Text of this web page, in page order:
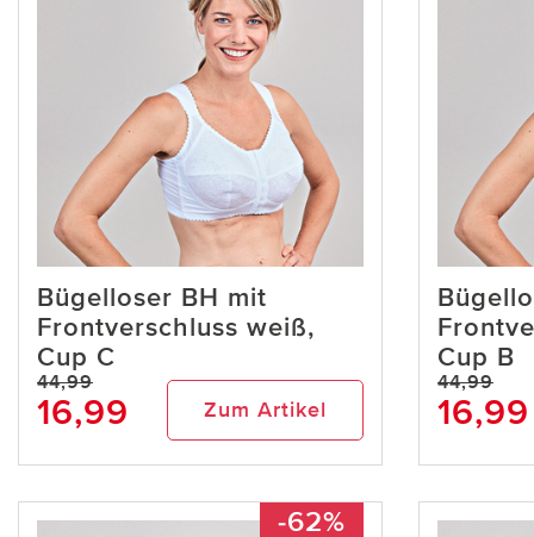
Bügelloser BH mit
Frontverschluss weiß,
Cup C
44,99
16,99 Zum Artikel
Cup B
44,99
16,99
-62%